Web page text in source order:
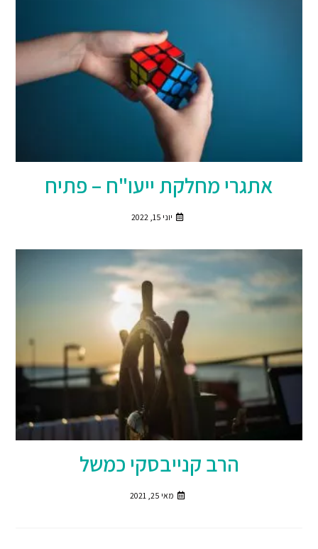
אתגרי מחלקת ייעו"ח – פתיח
יוני 15, 2022
הרב קנייבסקי כמשל
מאי 25, 2021